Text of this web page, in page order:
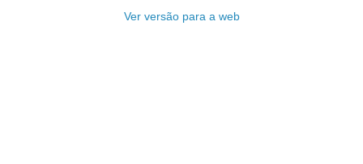
Ver versão para a web